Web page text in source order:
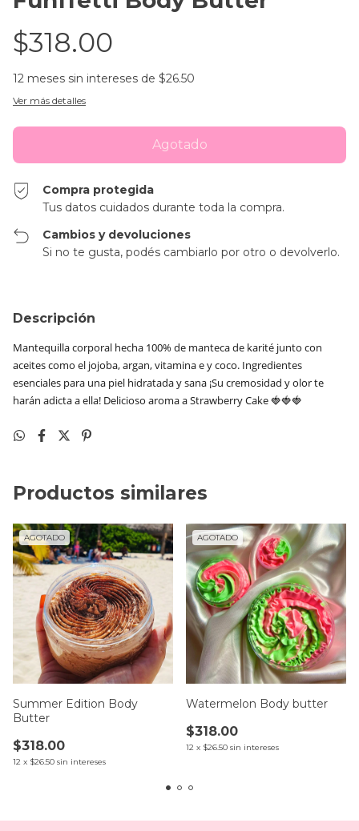
$318.00
12 meses sin intereses de $26.50
Ver más detalles
Compra protegida
Tus datos cuidados durante toda la compra.
Cambios y devoluciones
Si no te gusta, podés cambiarlo por otro o devolverlo.
Descripción
Mantequilla corporal hecha 100% de manteca de karité junto con
aceites como el jojoba, argan, vitamina e y coco. Ingredientes
esenciales para una piel hidratada y sana ¡Su cremosidad y olor te
harán adicta a ella! Delicioso aroma a Strawberry Cake 🍓🍓🍓
Productos similares
AGOTADO
Summer Edition Body
Butter
$318.00
12 x $26.50 sin intereses
AGOTADO
Watermelon Body butter
$318.00
12 x $26.50 sin intereses